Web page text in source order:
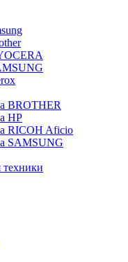
BROTHER
HP
RICOH Aficio
SAMSUNG